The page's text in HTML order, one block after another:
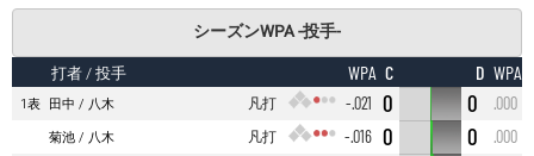
シーズンWPA -投手-
打者/ 投手 WPA C D WPA
1表 田中 八木 凡打 -.021 0 0
.000
菊池
八木 凡打 -.016 0 0
.000